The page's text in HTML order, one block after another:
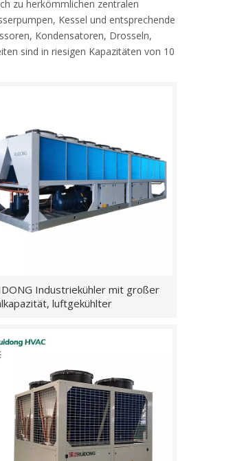
zu herkömmlichen zentralen
Kessel und entsprechende
Kondensatoren, Drosseln,
sind in riesigen Kapazitäten von 10
Industriekühler mit großer
luftgekühlter